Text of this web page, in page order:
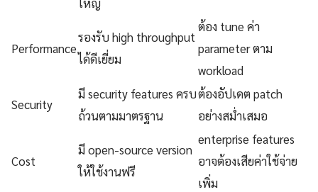
Performance
รองรับ high throughput
ได้ดีเยี่ยม
ต้อง tune ค่า
parameter ตาม
workload
Security
มี security features ครบ
ถ้วนตามมาตรฐาน
ต้องอัปเดต patch
อย่างสม่ำเสมอ
Cost
มี open-source version
ให้ใช้งานฟรี
enterprise features
อาจต้องเสียค่าใช้จ่าย
เพิ่ม